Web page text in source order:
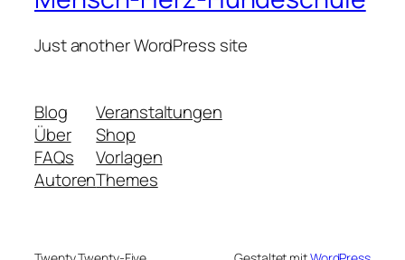
Just another WordPress site
Blog
Über
FAQs
Autoren
Veranstaltungen
Shop
Vorlagen
Themes